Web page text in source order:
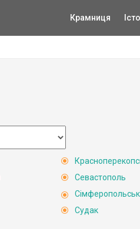
Крамниця
Севастополь
Судак